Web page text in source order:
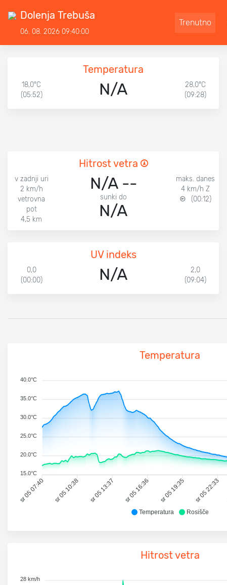
Dolenja Trebuša
06. 08. 2026 09:40:00
Trenutno
Temperatura
18,0°C
(05:52)
N/A
28,0°C
(09:28)
Hitrost vetra
v zadnji uri
2 km/h
vetrovna
pot
4,5 km
N/A --
sunki do
N/A
maks. danes
4 km/h Z
(00:12)
UV indeks
0,0
(00:00)
N/A
2,0
(09:04)
Temperatura
Temperatura Rosišče
sr 05 07:40 sr 05 10:38 sr 05 13:37 sr 05 16:36 sr 05 19:35 sr 05 22:33
40.0°C
35.0°C
30.0°C
25.0°C
20.0°C
15.0°C
Hitrost vetra
28 km/h